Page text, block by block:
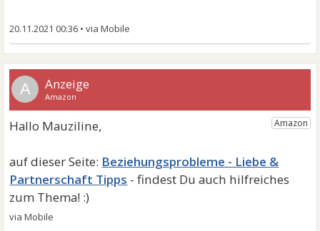
20.11.2021 00:36 •
A
Beziehungsprobleme - Liebe &
Partnerschaft Tipps